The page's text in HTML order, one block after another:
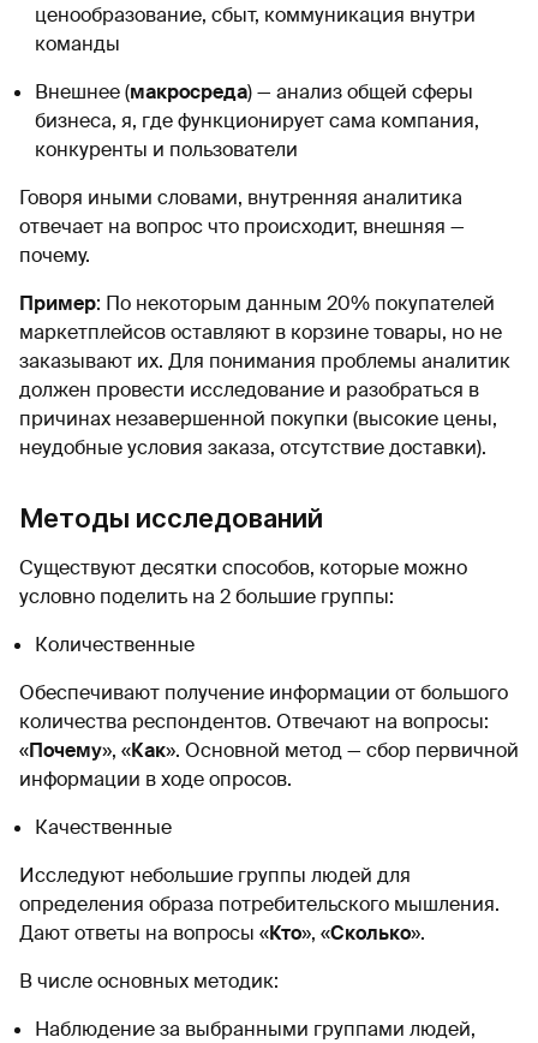
ценообразование, сбыт, коммуникация внутри
команды
Внешнее (макросреда) — анализ общей сферы
бизнеса, я, где функционирует сама компания,
конкуренты и пользователи
Говоря иными словами, внутренняя аналитика
отвечает на вопрос что происходит, внешняя —
почему.
Пример: По некоторым данным 20% покупателей
маркетплейсов оставляют в корзине товары, но не
заказывают их. Для понимания проблемы аналитик
должен провести исследование и разобраться в
причинах незавершенной покупки (высокие цены,
неудобные условия заказа, отсутствие доставки).
Методы исследований
Существуют десятки способов, которые можно
условно поделить на 2 большие группы:
Количественные
Обеспечивают получение информации от большого
количества респондентов. Отвечают на вопросы:
«Почему», «Как». Основной метод — сбор первичной
информации в ходе опросов.
Качественные
Исследуют небольшие группы людей для
определения образа потребительского мышления.
Дают ответы на вопросы «Кто», «Сколько».
В числе основных методик:
Наблюдение за выбранными группами людей,